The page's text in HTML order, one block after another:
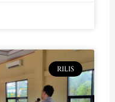
RILIS